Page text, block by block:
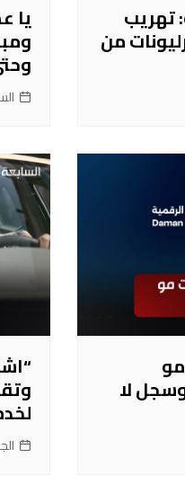
تهريب
“الشلع” يهدر 8 ترليونات من
يا
السبت,
لا